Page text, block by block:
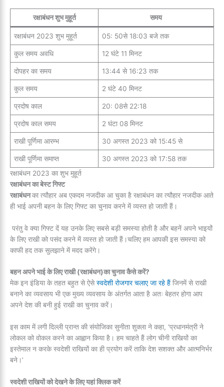
रक्षाबंधन शुभ मुहूर्त समय
रक्षाबंधन 2023 शुभ मुहूर्त 05: 50से 18:03 बजे तक
कुल समय अवधि 12 घंटे 11 मिनट
दोपहर का समय 13:44 से 16:23 तक
कुल समय 2 घंटे 40 मिनट
प्रदोष काल 20: 08से 22:18
प्रदोष काल समय 2 घंटा 08 मिनट
राखी पूर्णिमा आरम्भ 30 अगस्त 2023 को 15:45 से
राखी पूर्णिमा समाप्त
30 अगस्त 2023 को 17:58 तक
रक्षाबंधन 2023 का शुभ मुहूर्त
रक्षाबंधन का बेस्ट गिफ्ट
रक्षाबंधनका त्यौहार अब एकदम नजदीक आ चुका है रक्षाबंधन का त्यौहार नजदीक आते
ही भाई अपनी बहन के लिए गिफ्ट का चुनाव करने में व्यस्त हो जाती हैं।
परंतु वे क्या गिफ्ट दें यह उनके लिए सबसे बड़ी समस्या होती है और बहनें अपने भाइयों
के लिए राखी को पसंद करने में व्यस्त हो जाती हैं।चलिए हम आपकी इस समस्या को
काफी हद तक सुलझाने में मदद करेंगे।
बहन अपने भाई के लिए राखी (रक्षाबंधन)का चुनाव कैसे करें?
मेक इन इंडिया के तहत बहुत से ऐसेस्वदेशी रोजगार चलाए जा रहे हैं जिनमें से राखी
बनाने का व्यवसाय भी एक मुख्य व्यवसाय के अंतर्गत आता है अतः बेहतर होगा आप
अपने देश की बनी हुई राखी का चुनाव करें।
इस काम में लगी दिल्ली प्रान्त की संयोजिका सुनीता शुक्ला ने कहा, ‘प्रधानमंत्री ने
लोकल को वोकल करने का आह्वान किया है। हम चाहते हैं लोग चीनी राखियों का
इस्तेमाल न करके स्वदेशी राखियों का ही प्रयोग करें ताकि देश सशक्त और आत्मनिर्भर
बने।’
स्वदेशी राखियों को देखने के लिए यहां क्लिक करें